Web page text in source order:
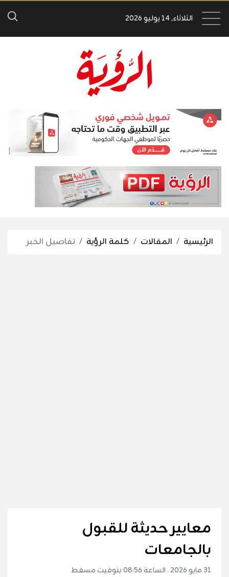
الثلاثاء, 14 يوليو 2026
الرئيسية المقالات كلمة الرؤية تفاصيل الخبر
معايير حديثة للقبول
بالجامعات
31 مايو 2026 . الساعة 08:56 بتوقيت مسقط